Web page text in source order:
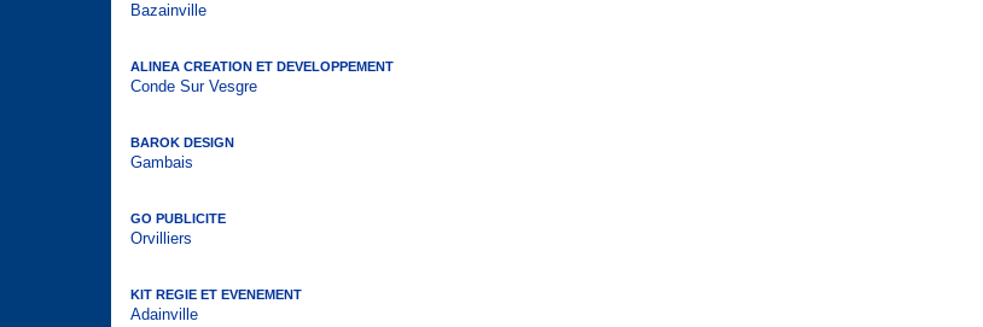
Bazainville
ALINEA CREATION ET DEVELOPPEMENT
Conde Sur Vesgre
BAROK DESIGN
Gambais
GO PUBLICITE
Orvilliers
KIT REGIE ET EVENEMENT
Adainville